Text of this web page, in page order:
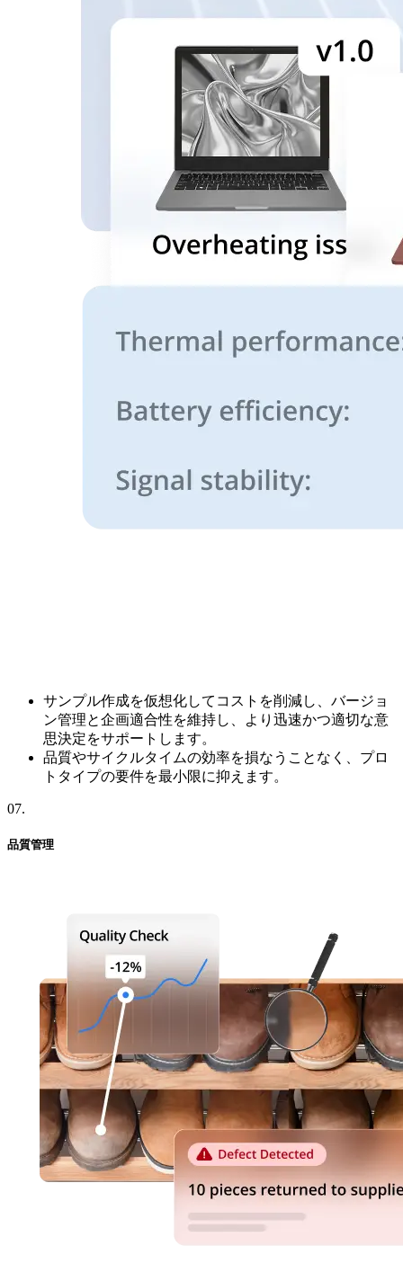
サンプル作成を仮想化してコストを削減し、バージョ
ン管理と企画適合性を維持し、より迅速かつ適切な意
思決定をサポートします。
品質やサイクルタイムの効率を損なうことなく、プロ
トタイプの要件を最小限に抑えます。
07.
品質管理